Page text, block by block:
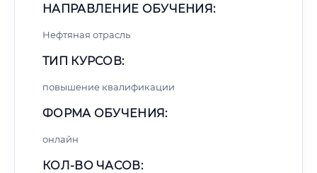
НАПРАВЛЕНИЕ ОБУЧЕНИЯ:
Нефтяная отрасль
ТИП КУРСОВ:
повышение квалификации
ФОРМА ОБУЧЕНИЯ:
онлайн
КОЛ-ВО ЧАСОВ: